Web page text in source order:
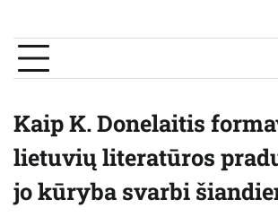
Kaip K. Donelaitis
lietuvių literatūros
jo kūryba svarbi